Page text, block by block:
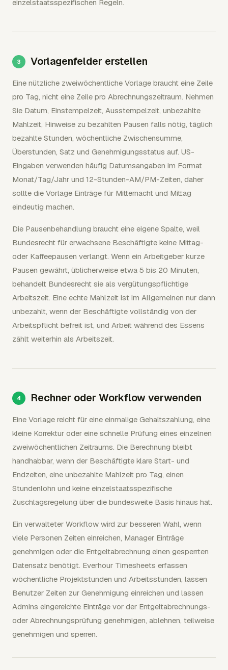
einzelstaatsspezifischen Regeln.
Vorlagenfelder erstellen
Eine nützliche zweiwöchentliche Vorlage braucht eine Zeile
pro Tag, nicht eine Zeile pro Abrechnungszeitraum. Nehmen
Sie Datum, Einstempelzeit, Ausstempelzeit, unbezahlte
Mahlzeit, Hinweise zu bezahlten Pausen falls nötig, täglich
bezahlte Stunden, wöchentliche Zwischensumme,
Überstunden, Satz und Genehmigungsstatus auf. US-
Eingaben verwenden häufig Datumsangaben im Format
Monat/Tag/Jahr und 12-Stunden-AM/PM-Zeiten, daher
sollte die Vorlage Einträge für Mitternacht und Mittag
eindeutig machen.
Die Pausenbehandlung braucht eine eigene Spalte, weil
Bundesrecht für erwachsene Beschäftigte keine Mittag-
oder Kaffeepausen verlangt. Wenn ein Arbeitgeber kurze
Pausen gewährt, üblicherweise etwa 5 bis 20 Minuten,
behandelt Bundesrecht sie als vergütungspflichtige
Arbeitszeit. Eine echte Mahlzeit ist im Allgemeinen nur dann
unbezahlt, wenn der Beschäftigte vollständig von der
Arbeitspflicht befreit ist, und Arbeit während des Essens
zählt weiterhin als Arbeitszeit.
Rechner oder Workflow verwenden
Eine Vorlage reicht für eine einmalige Gehaltszahlung, eine
kleine Korrektur oder eine schnelle Prüfung eines einzelnen
zweiwöchentlichen Zeitraums. Die Berechnung bleibt
handhabbar, wenn der Beschäftigte klare Start- und
Endzeiten, eine unbezahlte Mahlzeit pro Tag, einen
Stundenlohn und keine einzelstaatsspezifische
Zuschlagsregelung über die bundesweite Basis hinaus hat.
Ein verwalteter Workflow wird zur besseren Wahl, wenn
viele Personen Zeiten einreichen, Manager Einträge
genehmigen oder die Entgeltabrechnung einen gesperrten
Datensatz benötigt. Everhour Timesheets erfassen
wöchentliche Projektstunden und Arbeitsstunden, lassen
Benutzer Zeiten zur Genehmigung einreichen und lassen
Admins eingereichte Einträge vor der Entgeltabrechnungs-
oder Abrechnungsprüfung genehmigen, ablehnen, teilweise
genehmigen und sperren.